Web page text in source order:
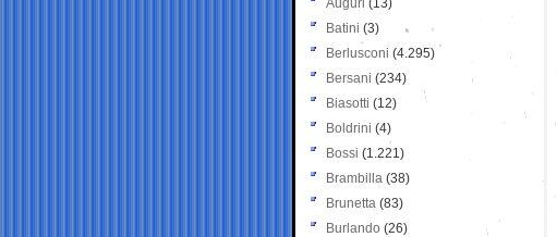
Auguri (13)
Batini (3)
Berlusconi (4.295)
Bersani (234)
Biasotti (12)
Boldrini (4)
Bossi (1.221)
Brambilla (38)
Brunetta (83)
Burlando (26)